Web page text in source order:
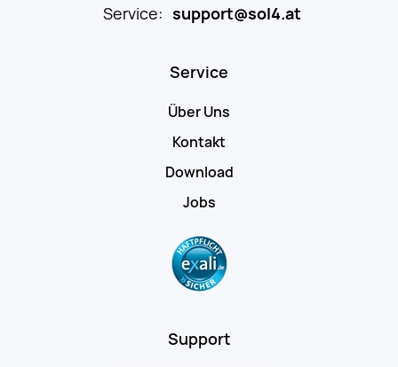
Service: support@sol4.at
Service
Über Uns
Kontakt
Download
Jobs
Support